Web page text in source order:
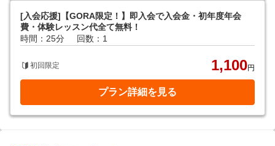
[入会応援]【GORA限定！】即入会で入会金・初年度年会
費・体験レッスン代全て無料！
時間：25分
回数：1
初回限定 1,100円
プラン詳細を見る